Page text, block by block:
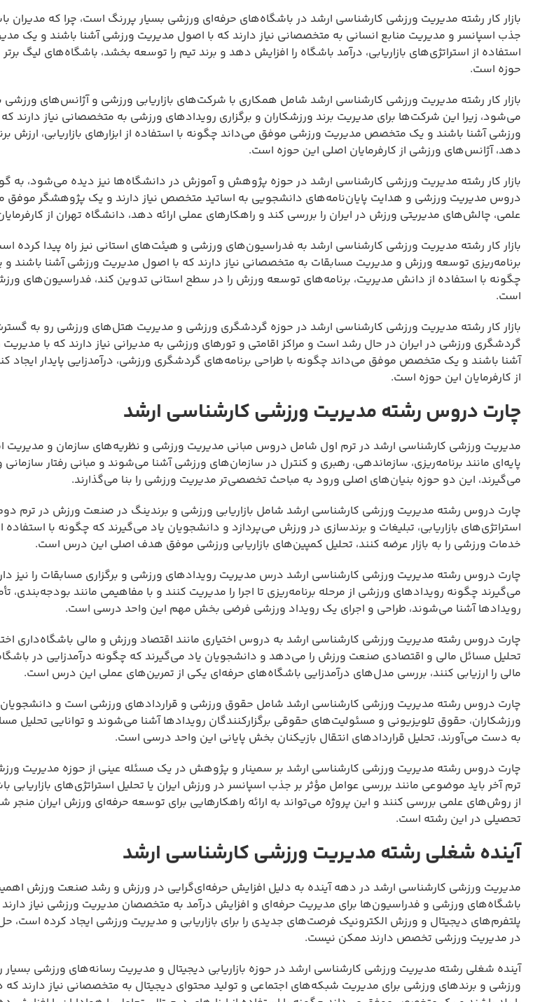
بازار کار رشته مدیریت ورزشی کارشناسی ارشد در باشگاه‌های حرفه‌ای ورزشی بسیار پررنگ است، چرا که مدیران
جذب اسپانسر و مدیریت منابع انسانی به متخصصانی نیاز دارند که با اصول مدیریت ورزشی آشنا باشند و یک
استفاده از استراتژی‌های بازاریابی، درآمد باشگاه را افزایش دهد و برند تیم را توسعه بخشد، باشگاه‌های لیگ برتر
حوزه است.
بازار کار رشته مدیریت ورزشی کارشناسی ارشد شامل همکاری با شرکت‌های بازاریابی ورزشی و آژانس‌های ورزشی
می‌شود، زیرا این شرکت‌ها برای مدیریت برند ورزشکاران و برگزاری رویدادهای ورزشی به متخصصانی نیاز دارند که
ورزشی آشنا باشند و یک متخصص مدیریت ورزشی موفق می‌داند چگونه با استفاده از ابزارهای بازاریابی، ارزش
دهد، آژانس‌های ورزشی از کارفرمایان اصلی این حوزه است.
بازار کار رشته مدیریت ورزشی کارشناسی ارشد در حوزه پژوهش و آموزش در دانشگاه‌ها نیز دیده می‌شود، به
دروس مدیریت ورزشی و هدایت پایان‌نامه‌های دانشجویی به اساتید متخصص نیاز دارند و یک پژوهشگر موفق
علمی، چالش‌های مدیریتی ورزش در ایران را بررسی کند و راهکارهای عملی ارائه دهد، دانشگاه تهران از
بازار کار رشته مدیریت ورزشی کارشناسی ارشد به فدراسیون‌های ورزشی و هیئت‌های استانی نیز راه پیدا کرده
برنامه‌ریزی توسعه ورزش و مدیریت مسابقات به متخصصانی نیاز دارند که با اصول مدیریت ورزشی آشنا
چگونه با استفاده از دانش مدیریت، برنامه‌های توسعه ورزش را در سطح استانی تدوین کند، فدراسیون‌های
است.
بازار کار رشته مدیریت ورزشی کارشناسی ارشد در حوزه گردشگری ورزشی و مدیریت هتل‌های ورزشی رو به
گردشگری ورزشی در ایران در حال رشد است و مراکز اقامتی و تورهای ورزشی به مدیرانی نیاز دارند که با
آشنا باشند و یک متخصص موفق می‌داند چگونه با طراحی برنامه‌های گردشگری ورزشی، درآمدزایی پایدار
از کارفرمایان این حوزه است.
چارت دروس رشته مدیریت ورزشی کارشناسی ارشد
مدیریت ورزشی کارشناسی ارشد در ترم اول شامل دروس مبانی مدیریت ورزشی و نظریه‌های سازمان و مدیریت
پایه‌ای مانند برنامه‌ریزی، سازماندهی، رهبری و کنترل در سازمان‌های ورزشی آشنا می‌شوند و مبانی رفتار سازمانی
می‌گیرند، این دو حوزه بنیان‌های اصلی ورود به مباحث تخصصی‌تر مدیریت ورزشی را بنا می‌گذارند.
چارت دروس رشته مدیریت ورزشی کارشناسی ارشد شامل بازاریابی ورزشی و برندینگ در صنعت ورزش در ترم
استراتژی‌های بازاریابی، تبلیغات و برندسازی در ورزش می‌پردازد و دانشجویان یاد می‌گیرند که چگونه با استفاده
خدمات ورزشی را به بازار عرضه کنند، تحلیل کمپین‌های بازاریابی ورزشی موفق هدف اصلی این درس است.
چارت دروس رشته مدیریت ورزشی کارشناسی ارشد درس مدیریت رویدادهای ورزشی و برگزاری مسابقات را نیز
می‌گیرند چگونه رویدادهای ورزشی از مرحله برنامه‌ریزی تا اجرا را مدیریت کنند و با مفاهیمی مانند بودجه‌بندی،
رویدادها آشنا می‌شوند، طراحی و اجرای یک رویداد ورزشی فرضی بخش مهم این واحد درسی است.
چارت دروس رشته مدیریت ورزشی کارشناسی ارشد به دروس اختیاری مانند اقتصاد ورزش و مالی باشگاه‌داری
تحلیل مسائل مالی و اقتصادی صنعت ورزش را می‌دهد و دانشجویان یاد می‌گیرند که چگونه درآمدزایی در
مالی را ارزیابی کنند، بررسی مدل‌های درآمدزایی باشگاه‌های حرفه‌ای یکی از تمرین‌های عملی این درس است.
چارت دروس رشته مدیریت ورزشی کارشناسی ارشد شامل حقوق ورزشی و قراردادهای ورزشی است و دانشجویان
ورزشکاران، حقوق تلویزیونی و مسئولیت‌های حقوقی برگزارکنندگان رویدادها آشنا می‌شوند و توانایی
به دست می‌آورند، تحلیل قراردادهای انتقال بازیکنان بخش پایانی این واحد درسی است.
چارت دروس رشته مدیریت ورزشی کارشناسی ارشد بر سمینار و پژوهش در یک مسئله عینی از حوزه مدیریت
ترم آخر باید موضوعی مانند بررسی عوامل مؤثر بر جذب اسپانسر در ورزش ایران یا تحلیل استراتژی‌های بازاریابی
از روش‌های علمی بررسی کنند و این پروژه می‌تواند به ارائه راهکارهایی برای توسعه حرفه‌ای ورزش ایران منجر
تحصیلی در این رشته است.
آینده شغلی رشته مدیریت ورزشی کارشناسی ارشد
مدیریت ورزشی کارشناسی ارشد در دهه آینده به دلیل افزایش حرفه‌ای‌گرایی در ورزش و رشد صنعت ورزش
باشگاه‌های ورزشی و فدراسیون‌ها برای مدیریت حرفه‌ای و افزایش درآمد به متخصصان مدیریت ورزشی نیاز
پلتفرم‌های دیجیتال و ورزش الکترونیک فرصت‌های جدیدی را برای بازاریابی و مدیریت ورزشی ایجاد کرده است،
در مدیریت ورزشی تخصص دارند ممکن نیست.
آینده شغلی رشته مدیریت ورزشی کارشناسی ارشد در حوزه بازاریابی دیجیتال و مدیریت رسانه‌های ورزشی
ورزشی و برندهای ورزشی برای مدیریت شبکه‌های اجتماعی و تولید محتوای دیجیتال به متخصصانی نیاز دارند